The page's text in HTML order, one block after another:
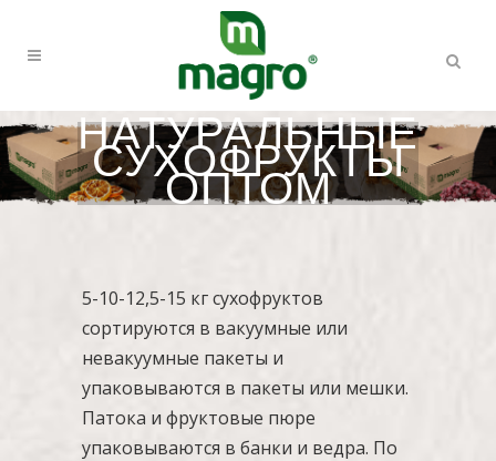
НАТУРАЛЬНЫЕ
СУХОФРУКТЫ
ОПТОМ
5-10-12,5-15 кг сухофруктов
сортируются в вакуумные или
невакуумные пакеты и
упаковываются в пакеты или мешки.
Патока и фруктовые пюре
упаковываются в банки и ведра. По